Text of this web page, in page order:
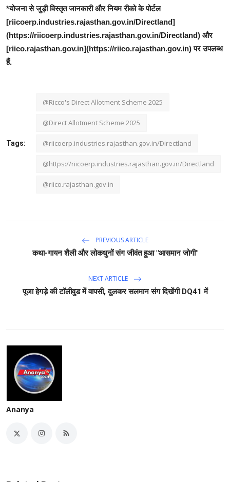
*योजना से जुड़ी विस्तृत जानकारी और नियम रीको के पोर्टल
[riicoerp.industries.rajasthan.gov.in/Directland]
(https://riicoerp.industries.rajasthan.gov.in/Directland) और
[riico.rajasthan.gov.in](https://riico.rajasthan.gov.in) पर उपलब्ध
हैं.
Tags:
@Ricco's Direct Allotment Scheme 2025
@Direct Allotment Scheme 2025
@riicoerp.industries.rajasthan.gov.in/Directland
@https://riicoerp.industries.rajasthan.gov.in/Directland
@riico.rajasthan.gov.in
PREVIOUS ARTICLE
कथा-गायन शैली और लोकधुनों संग जीवंत हुआ "आसमान जोगी"
NEXT ARTICLE
पूजा हेगड़े की टॉलीवुड में वापसी, दुलकर सलमान संग दिखेंगी DQ41 में
Ananya